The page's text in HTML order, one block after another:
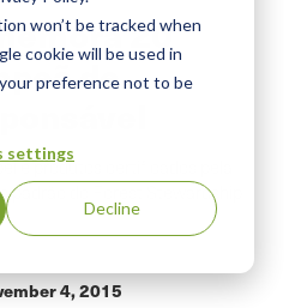
won’t be tracked when
cookie will be used in
preference not to be
settings
Decline
20
de
e produtos certificados pela
padrão do Forest Stewardship
4, 2015